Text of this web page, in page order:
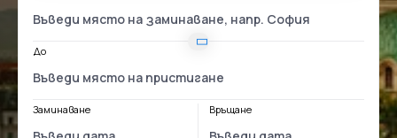
До
Заминаване Връщане